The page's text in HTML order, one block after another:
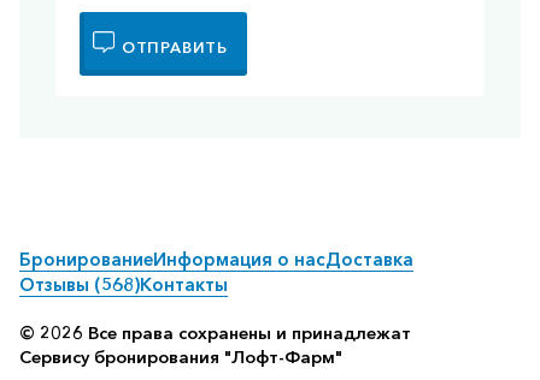
ОТПРАВИТЬ
БронированиеИнформация о насДоставка
Отзывы (568)Контакты
© 2026 Все права сохранены и принадлежат
Сервису бронирования "Лофт-Фарм"